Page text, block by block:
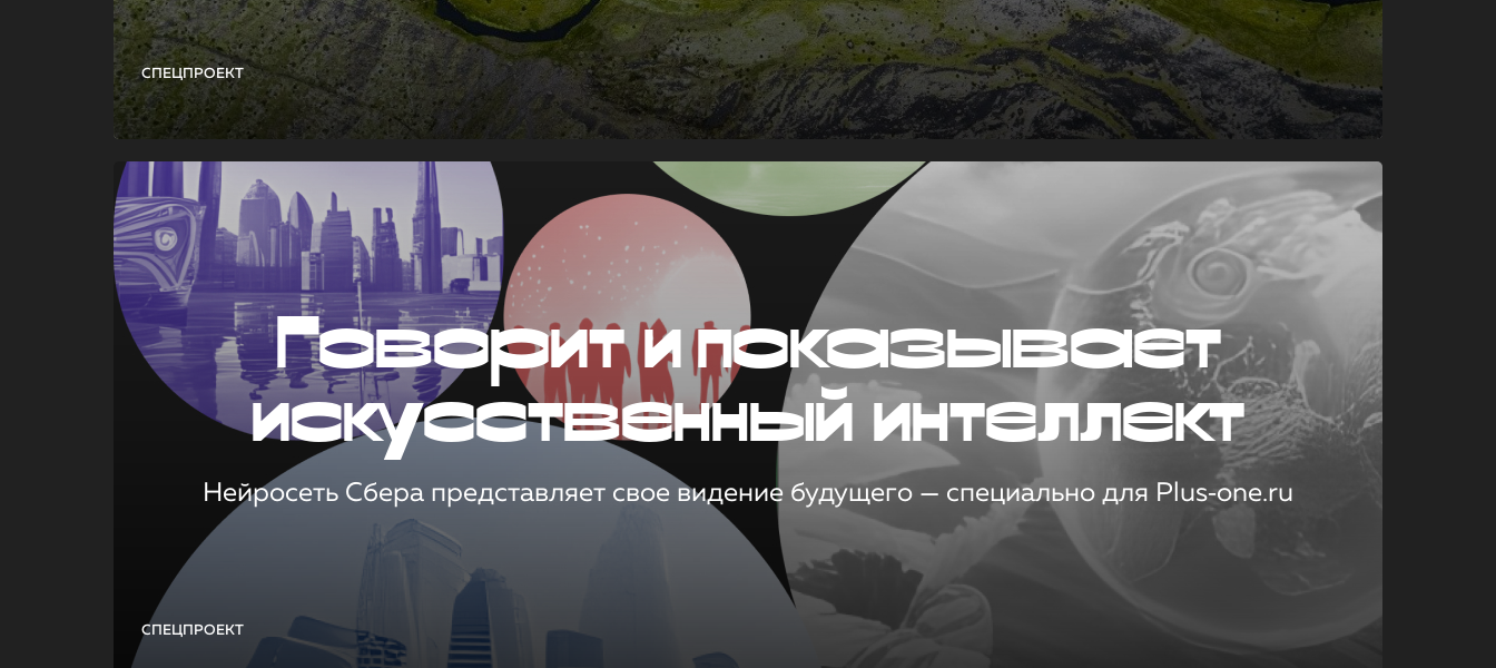
СПЕЦПРОЕКТ
СПЕЦПРОЕКТ
Говорит и показывает
искусственный интеллект
Нейросеть Сбера представляет свое видение будущего — специально для Plus‑one.ru